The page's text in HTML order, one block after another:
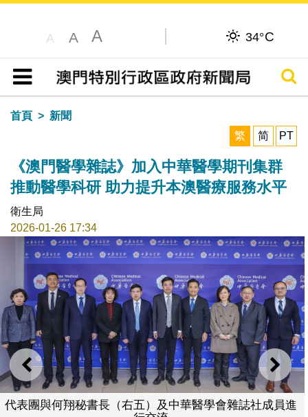
A A A 34°C
目錄
搜尋
首頁
新聞
繁
简 PT
《澳門醫學雜誌》加入中華醫學期刊集群
推動醫學科研 助力提升本澳醫療服務水平
衛生局
2026-01-26 17:34
上一則 下一
代表團與何翔秘書長（右五）及中華醫學會雜誌社成員進